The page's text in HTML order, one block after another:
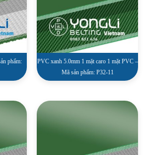
phẩm:
PVC xanh 5.0mm 1 mặt caro 1 mặt PVC –
Mã sản phẩm: P32-11